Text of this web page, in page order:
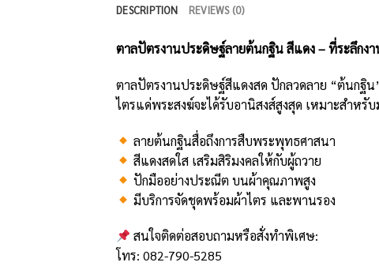
DESCRIPTION REVIEWS (0)
ตาลปัตรงานประดิษฐ์ลายต้นกฐิน สีแดง – ที่ระลึกง
ตาลปัตรงานประดิษฐ์สีแดงสด ปักลวดลาย “ต้นกฐิ
ไตรแด่พระสงฆ์จะได้รับอานิสงส์สูงสุด เหมาะสำห
ลายต้นกฐินสื่อถึงการสืบพระพุทธศาสนา
สีแดงสดใส เสริมสิริมงคลให้กับผู้ถวาย
ปักมืออย่างประณีต บนผ้าคุณภาพสูง
มีบริการจัดชุดพร้อมผ้าไตร และพานรอง
สนใจติดต่อสอบถามหรือสั่งทำพิเศษ:
โทร: 082-790-5285